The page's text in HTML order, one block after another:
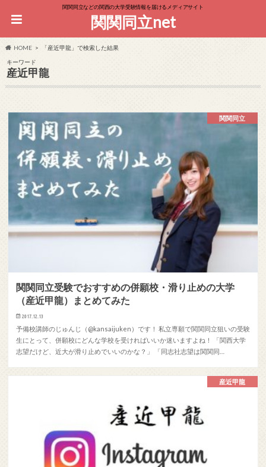
関関同立などの関西の大学受験情報を届けるメディアサイト
関関同立net
HOME
「産近甲龍」で検索した結果
キーワード
産近甲龍
関関同立
関関同立受験でおすすめの併願校・滑り止めの大学
（産近甲龍）まとめてみた
2017.12.13
予備校講師のじゅんじ（@kansaijuken）です！ 私立専願で関関同立狙いの受験
生にとって、併願校にどんな学校を受ければいいか迷いますよね！ 「関西大学
志望だけど、近大が滑り止めでいいのかな？」 「同志社志望は関関同…
産近甲龍